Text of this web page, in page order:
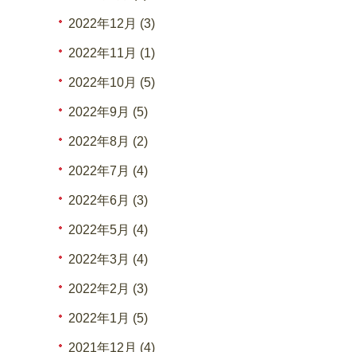
2022年12月 (3)
2022年11月 (1)
2022年10月 (5)
2022年9月 (5)
2022年8月 (2)
2022年7月 (4)
2022年6月 (3)
2022年5月 (4)
2022年3月 (4)
2022年2月 (3)
2022年1月 (5)
2021年12月 (4)